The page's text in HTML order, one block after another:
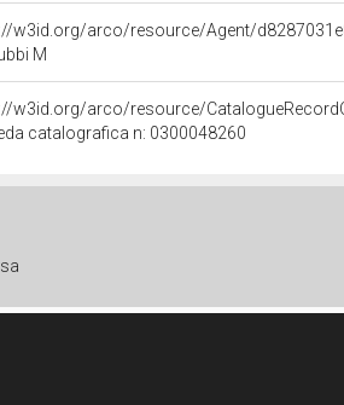
w3id.org/arco/resource/Agent/
M
w3id.org/arco/resource/
catalografica n: 0300048260